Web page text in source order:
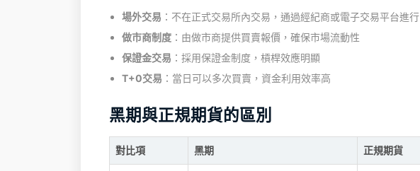
場外交易 ：不在正式交易所內交易，通過經紀商或電子交易平台進行
做市商制度 ：由做市商提供買賣報價，確保市場流動性
保證金交易 ：採用保證金制度，槓桿效應明顯
T+0交易 ：當日可以多次買賣，資金利用效率高
黑期與正規期貨的區別
對比項 黑期 正規期貨